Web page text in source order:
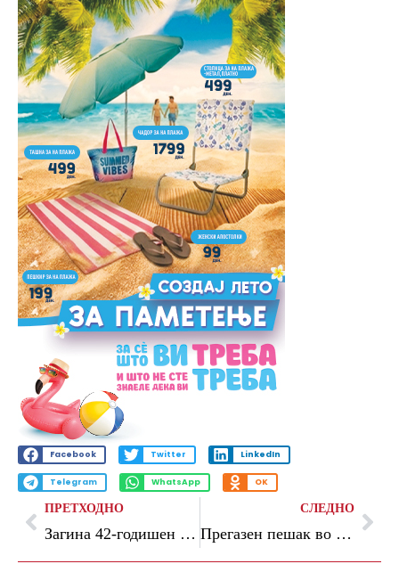
Facebook Twitter LinkedIn
Telegram WhatsApp OK
ПРЕТХОДНО
Загина 42-годишен маж во сообраќајка меѓу товарно возило и мопед во Кочани
СЛЕДНО
Прегазен пешак во Скопско